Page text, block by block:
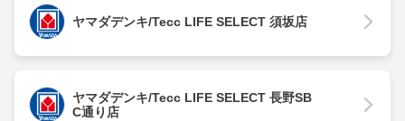
ヤマダデンキ/Tecc LIFE SELECT 須坂店
ヤマダデンキ/Tecc LIFE SELECT 長野SB
C通り店